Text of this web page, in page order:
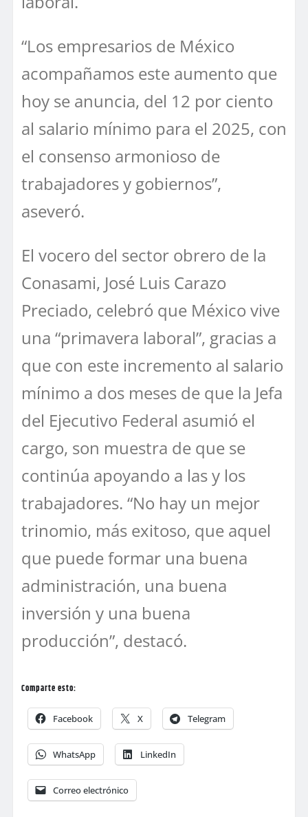
“Los empresarios de México
acompañamos este aumento que
hoy se anuncia, del 12 por ciento
al salario mínimo para el 2025, con
el consenso armonioso de
trabajadores y gobiernos”,
aseveró.
El vocero del sector obrero de la
Conasami, José Luis Carazo
Preciado, celebró que México vive
una “primavera laboral”, gracias a
que con este incremento al salario
mínimo a dos meses de que la Jefa
del Ejecutivo Federal asumió el
cargo, son muestra de que se
continúa apoyando a las y los
trabajadores. “No hay un mejor
trinomio, más exitoso, que aquel
que puede formar una buena
administración, una buena
inversión y una buena
producción”, destacó.
Comparte esto:
Facebook X Telegram
WhatsApp LinkedIn
Correo electrónico